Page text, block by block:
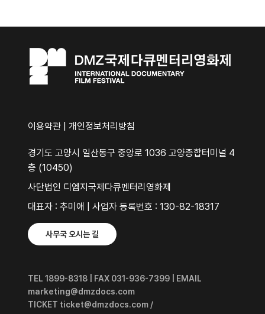
이용약관 개인정보처리방침
경기도 고양시 일산동구 중앙로 1036 고양종합터미널 4
층 (10450)
사단법인 디엠지국제다큐멘터리영화제
대표자 : 추미애 | 사업자 등록번호 : 130-82-18317
사무국 오시는 길
TEL 1899-8318 | FAX 031-936-7399 | EMAIL
marketing@dmzdocs.com
TICKET ticket@dmzdocs.com /